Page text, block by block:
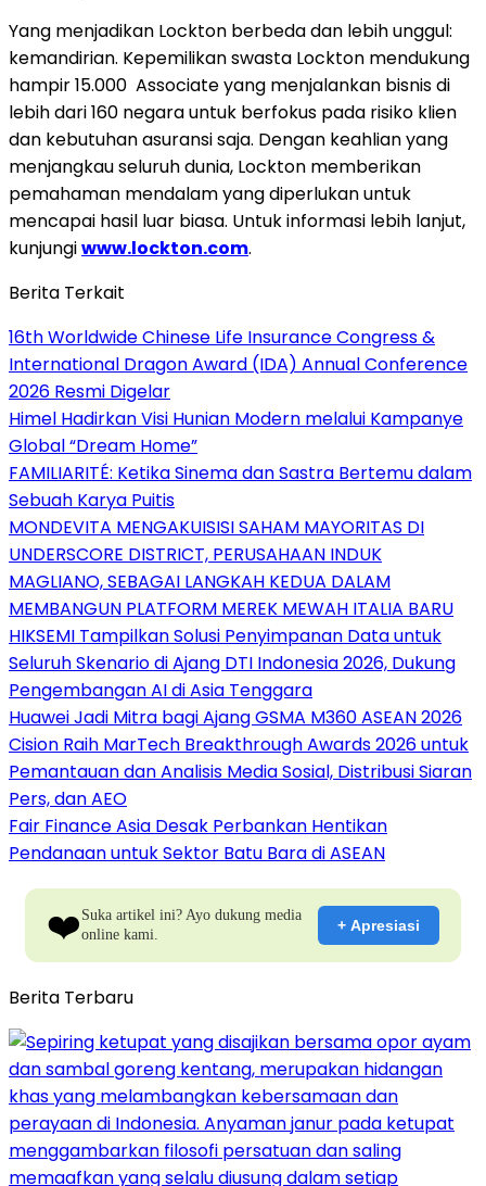
Yang menjadikan Lockton berbeda dan lebih unggul:
kemandirian. Kepemilikan swasta Lockton mendukung
hampir 15.000 Associate yang menjalankan bisnis di
lebih dari 160 negara untuk berfokus pada risiko klien
dan kebutuhan asuransi saja. Dengan keahlian yang
menjangkau seluruh dunia, Lockton memberikan
pemahaman mendalam yang diperlukan untuk
mencapai hasil luar biasa. Untuk informasi lebih lanjut,
kunjungiwww.lockton.com.
Berita Terkait
16th Worldwide Chinese Life Insurance Congress &
International Dragon Award (IDA) Annual Conference
2026 Resmi Digelar
Himel Hadirkan Visi Hunian Modern melalui Kampanye
Global “Dream Home”
FAMILIARITÉ: Ketika Sinema dan Sastra Bertemu dalam
Sebuah Karya Puitis
MONDEVITA MENGAKUISISI SAHAM MAYORITAS DI
UNDERSCORE DISTRICT, PERUSAHAAN INDUK
MAGLIANO, SEBAGAI LANGKAH KEDUA DALAM
MEMBANGUN PLATFORM MEREK MEWAH ITALIA BARU
HIKSEMI Tampilkan Solusi Penyimpanan Data untuk
Seluruh Skenario di Ajang DTI Indonesia 2026, Dukung
Pengembangan AI di Asia Tenggara
Huawei Jadi Mitra bagi Ajang GSMA M360 ASEAN 2026
Cision Raih MarTech Breakthrough Awards 2026 untuk
Pemantauan dan Analisis Media Sosial, Distribusi Siaran
Pers, dan AEO
Fair Finance Asia Desak Perbankan Hentikan
Pendanaan untuk Sektor Batu Bara di ASEAN
❤️ Suka artikel ini? Ayo dukung media
online kami.
+ Apresiasi
Berita Terbaru